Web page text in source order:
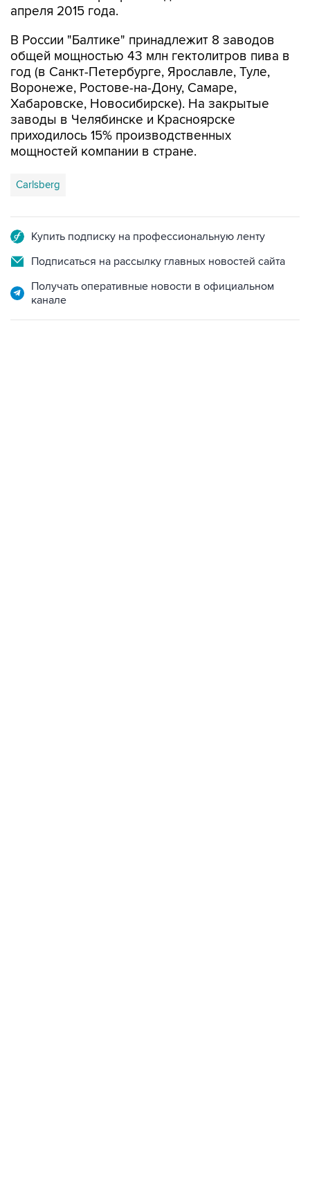
В России "Балтике" принадлежит 8 заводов
год (в Санкт-Петербурге, Ярославле, Туле,
Воронеже, Ростове-на-Дону, Самаре,
Хабаровске, Новосибирске). На закрытые
заводы в Челябинске и Красноярске
приходилось 15% производственных
мощностей компании в стране.
Carlsberg
Подписаться на рассылку главных новостей сайта
Получать оперативные новости в официальном